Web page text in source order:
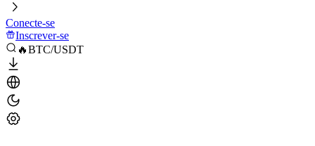
Conecte-se
Inscrever-se
🔥BTC/USDT